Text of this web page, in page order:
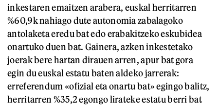
inkestaren emaitzen arabera, euskal herritarren
%60,9k nahiago dute autonomia zabalagoko
antolaketa eredu bat edo erabakitzeko eskubidea
onartuko duen bat. Gainera, azken inkestetako
joerak bere hartan dirauen arren, apur bat gora
egin du euskal estatu baten aldeko jarrerak:
erreferendum «ofizial eta onartu bat» egingo balitz,
herritarren %35,2 egongo lirateke estatu berri bat